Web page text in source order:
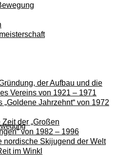
der Aufbau und die
Vereins von 1921 – 1971
„Goldene Jahrzehnt“ von 1972
der „Großen
von 1982 – 1996
nordische Skijugend der Welt
im Winkl